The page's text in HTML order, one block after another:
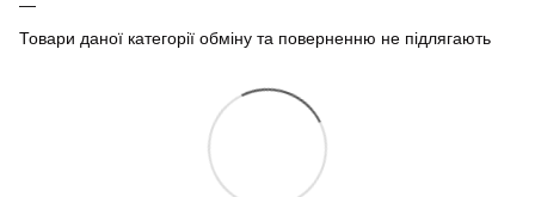
Товари даної категорії обміну та поверненню не підлягають